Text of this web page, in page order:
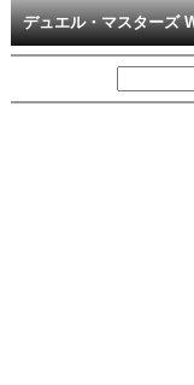
デュエル・マスターズ